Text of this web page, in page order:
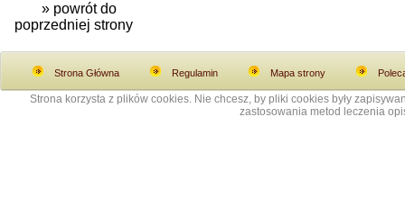
» powrót do
poprzedniej strony
Strona Główna Regulamin Mapa strony
Strona korzysta z plików cookies. Nie chcesz, by pliki cookies były
zastosowania metod leczenia